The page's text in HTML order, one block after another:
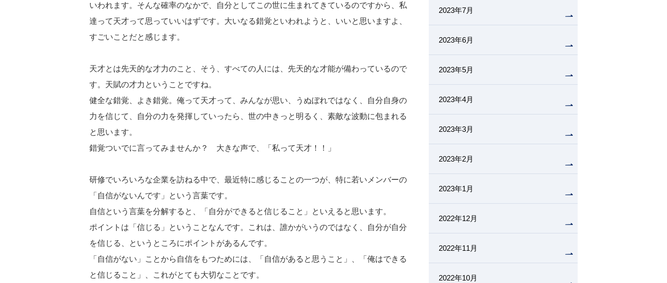
いわれます。そんな確率のなかで、自分としてこの世に生まれてきているのですから、私
達って天才って思っていいはずです。大いなる錯覚といわれようと、いいと思いますよ、
すごいことだと感じます。
天才とは先天的な才力のこと、そう、すべての人には、先天的な才能が備わっているので
す。天賦の才力ということですね。
健全な錯覚、よき錯覚。俺って天才って、みんなが思い、うぬぼれではなく、自分自身の
力を信じて、自分の力を発揮していったら、世の中きっと明るく、素敵な波動に包まれる
と思います。
錯覚ついでに言ってみませんか？ 大きな声で、「私って天才！！」
研修でいろいろな企業を訪ねる中で、最近特に感じることの一つが、特に若いメンバーの
「自信がないんです」という言葉です。
自信という言葉を分解すると、「自分ができると信じること」といえると思います。
ポイントは「信じる」ということなんです。これは、誰かがいうのではなく、自分が自分
を信じる、というところにポイントがあるんです。
「自信がない」ことから自信をもつためには、「自信があると思うこと」、「俺はできる
と信じること」、これがとても大切なことです。
2023年7月
2023年6月
2023年5月
2023年4月
2023年3月
2023年2月
2023年1月
2022年12月
2022年11月
2022年10月